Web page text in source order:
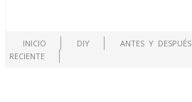
INICIO DIY ANTES Y DESPUÉS
RECIENTE